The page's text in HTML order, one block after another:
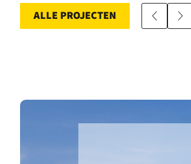
ALLE PROJECTEN